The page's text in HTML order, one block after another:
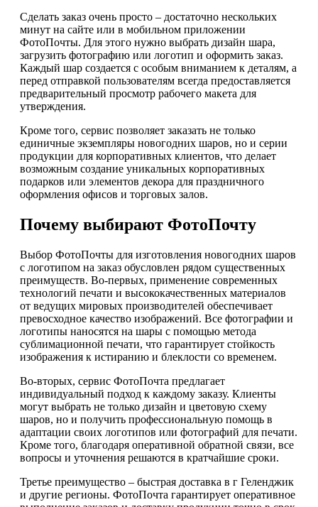
Сделать заказ очень просто – достаточно нескольких
минут на сайте или в мобильном приложении
ФотоПочты. Для этого нужно выбрать дизайн шара,
загрузить фотографию или логотип и оформить заказ.
Каждый шар создается с особым вниманием к деталям, а
перед отправкой пользователям всегда предоставляется
предварительный просмотр рабочего макета для
утверждения.
Кроме того, сервис позволяет заказать не только
единичные экземпляры новогодних шаров, но и серии
продукции для корпоративных клиентов, что делает
возможным создание уникальных корпоративных
подарков или элементов декора для праздничного
оформления офисов и торговых залов.
Почему выбирают ФотоПочту
Выбор ФотоПочты для изготовления новогодних шаров
с логотипом на заказ обусловлен рядом существенных
преимуществ. Во-первых, применение современных
технологий печати и высококачественных материалов
от ведущих мировых производителей обеспечивает
превосходное качество изображений. Все фотографии и
логотипы наносятся на шары с помощью метода
сублимационной печати, что гарантирует стойкость
изображения к истиранию и блеклости со временем.
Во-вторых, сервис ФотоПочта предлагает
индивидуальный подход к каждому заказу. Клиенты
могут выбрать не только дизайн и цветовую схему
шаров, но и получить профессиональную помощь в
адаптации своих логотипов или фотографий для печати.
Кроме того, благодаря оперативной обратной связи, все
вопросы и уточнения решаются в кратчайшие сроки.
Третье преимущество – быстрая доставка в г Геленджик
и другие регионы. ФотоПочта гарантирует оперативное